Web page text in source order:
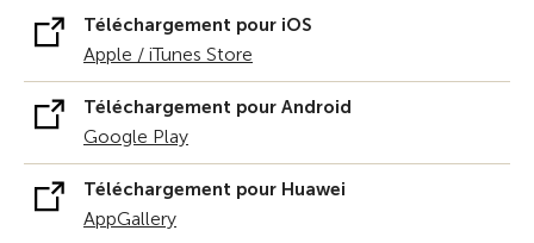
Téléchargement pour iOS
Apple / iTunes Store
Téléchargement pour Android
Google Play
Téléchargement pour Huawei
AppGallery